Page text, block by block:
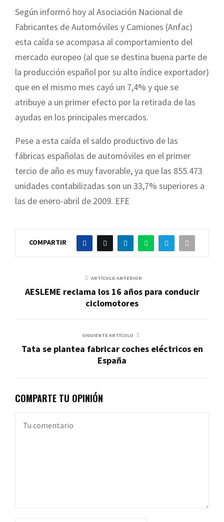
Según informó hoy al Asociación Nacional de
Fabricantes de Automóviles y Camiones (Anfac)
esta caída se acompasa al comportamiento del
mercado europeo (al que se destina buena parte de
la producción español por su alto índice exportador)
que en el mismo mes cayó un 7,4% y que se
atribuye a un primer efecto por la retirada de las
ayudas en los principales mercados.
Pese a esta caída el saldo productivo de las
fábricas españolas de automóviles en el primer
tercio de año es muy favorable, ya que las 855.473
unidades contabilizadas son un 33,7% superiores a
las de enero-abril de 2009. EFE
COMPARTIR
ARTÍCULO ANTERIOR
AESLEME reclama los 16 años para conducir
ciclomotores
SIGUIENTE ARTÍCULO
Tata se plantea fabricar coches eléctricos en
España
COMPARTE TU OPINIÓN